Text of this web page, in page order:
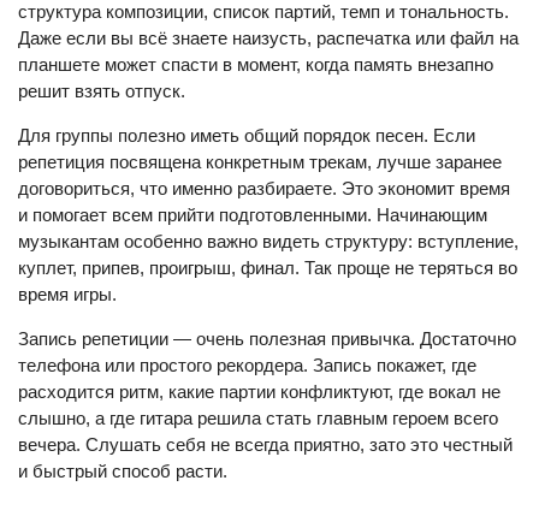
структура композиции, список партий, темп и тональность.
Даже если вы всё знаете наизусть, распечатка или файл на
планшете может спасти в момент, когда память внезапно
решит взять отпуск.
Для группы полезно иметь общий порядок песен. Если
репетиция посвящена конкретным трекам, лучше заранее
договориться, что именно разбираете. Это экономит время
и помогает всем прийти подготовленными. Начинающим
музыкантам особенно важно видеть структуру: вступление,
куплет, припев, проигрыш, финал. Так проще не теряться во
время игры.
Запись репетиции — очень полезная привычка. Достаточно
телефона или простого рекордера. Запись покажет, где
расходится ритм, какие партии конфликтуют, где вокал не
слышно, а где гитара решила стать главным героем всего
вечера. Слушать себя не всегда приятно, зато это честный
и быстрый способ расти.